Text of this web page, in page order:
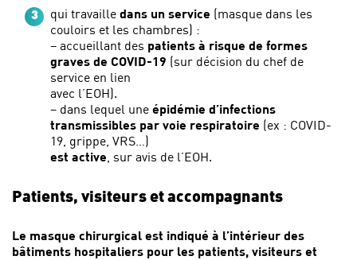
qui travaille dans un service (masque dans les
couloirs et les chambres) :
– accueillant des patients à risque de formes
graves de COVID-19 (sur décision du chef de
service en lien
avec l’EOH).
– dans lequel une épidémie d’infections
transmissibles par voie respiratoire (ex : COVID-
19, grippe, VRS…)
est active , sur avis de l’EOH.
Patients, visiteurs et accompagnants
Le masque chirurgical est indiqué à l’intérieur des
bâtiments hospitaliers pour les patients, visiteurs et